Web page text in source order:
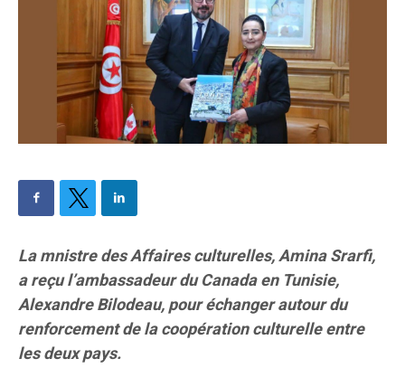
La mnistre des Affaires culturelles, Amina Srarfi,
a reçu l’ambassadeur du Canada en Tunisie,
Alexandre Bilodeau, pour échanger autour du
renforcement de la coopération culturelle entre
les deux pays.